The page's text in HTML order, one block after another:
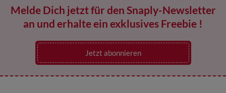
Melde Dich jetzt für den Snaply-Newsletter
an und erhalte ein exklusives Freebie !
Jetzt abonnieren